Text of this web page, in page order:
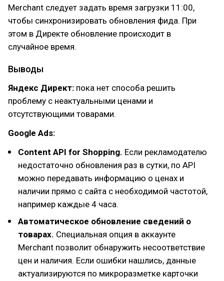
Merchant следует задать время загрузки 11:00,
чтобы синхронизировать обновления фида. При
этом в Директе обновление происходит в
случайное время.
Выводы
Яндекс Директ: пока нет способа решить
проблему с неактуальными ценами и
отсутствующими товарами.
Google Ads:
Content API for Shopping. Если рекламодателю
недостаточно обновления раз в сутки, по API
можно передавать информацию о ценах и
наличии прямо с сайта с необходимой частотой,
например каждые 4 часа.
Автоматическое обновление сведений о
товарах. Специальная опция в аккаунте
Merchant позволит обнаружить несоответствие
цен и наличия. Если ошибки нашлись, данные
актуализируются по микроразметке карточки